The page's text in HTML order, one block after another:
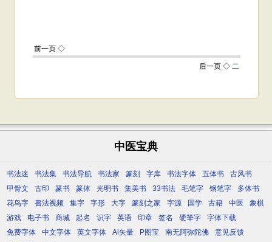
中医宝典
书法迷 书法集 书法导航 书法家 篆刻 字库 书法字体 五体书
古风书
甲骨文
古印 篆书 篆体 光明书 集美书 33书法 毛笔字 钢笔字
多体书
花鸟字
書法视频 集字 字形 大字 篆刻之家 字源 国学 古籍 中医
象棋
游戏
电子书 商城 起名 识字 英语 印章 签名 硬筆字
字体下载
免费字体
中文字体 英文字体 Ai矢量 P图宝 南无阿弥陀佛
意见反馈